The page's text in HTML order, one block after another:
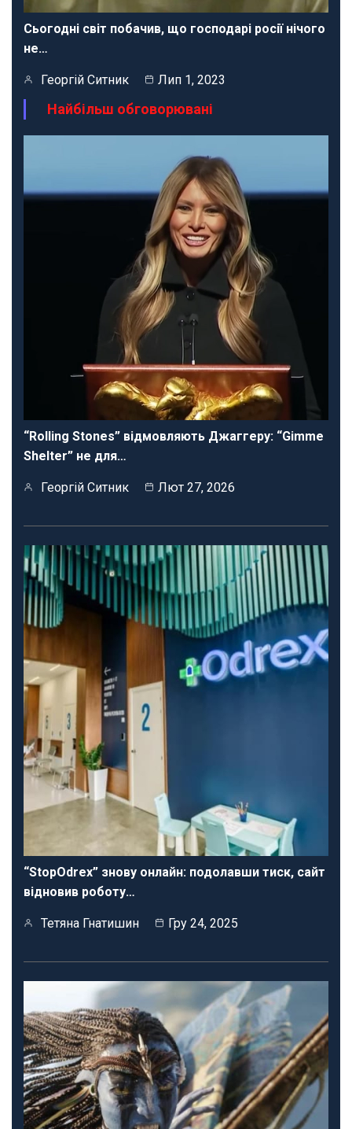
Сьогодні світ побачив, що господарі росії нічого
не…
Георгій Ситник Лип 1, 2023
Найбільш обговорювані
“Rolling Stones” відмовляють Джаггеру: “Gimme
Shelter” не для…
Георгій Ситник Лют 27, 2026
“StopOdrex” знову онлайн: подолавши тиск, сайт
відновив роботу…
Тетяна Гнатишин Гру 24, 2025